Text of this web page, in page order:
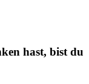
hast, bist du